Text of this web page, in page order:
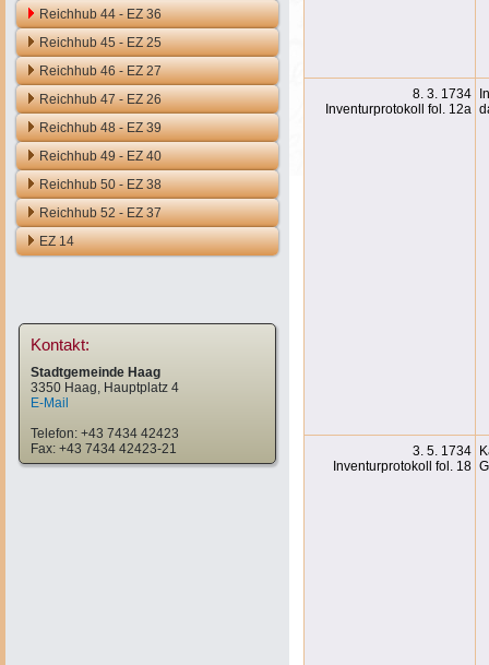
Reichhub 44 - EZ 36
Reichhub 45 - EZ 25
Reichhub 46 - EZ 27
Reichhub 47 - EZ 26
Reichhub 48 - EZ 39
Reichhub 49 - EZ 40
Reichhub 50 - EZ 38
Reichhub 52 - EZ 37
EZ 14
Kontakt:
Stadtgemeinde Haag
3350 Haag, Hauptplatz 4
E-Mail
Telefon: +43 7434 42423
Fax: +43 7434 42423-21
8. 3. 1734
Inventurprotokoll fol. 12a
3. 5. 1734
Inventurprotokoll fol. 18